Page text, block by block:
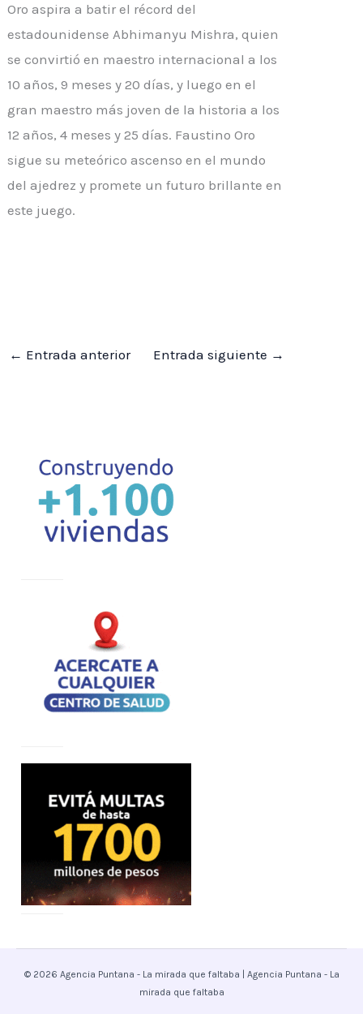
Oro aspira a batir el récord del
estadounidense Abhimanyu Mishra, quien
se convirtió en maestro internacional a los
10 años, 9 meses y 20 días, y luego en el
gran maestro más joven de la historia a los
12 años, 4 meses y 25 días. Faustino Oro
sigue su meteórico ascenso en el mundo
del ajedrez y promete un futuro brillante en
este juego.
← Entrada anterior Entrada siguiente →
© 2026 Agencia Puntana - La mirada que faltaba | Agencia Puntana - La
mirada que faltaba